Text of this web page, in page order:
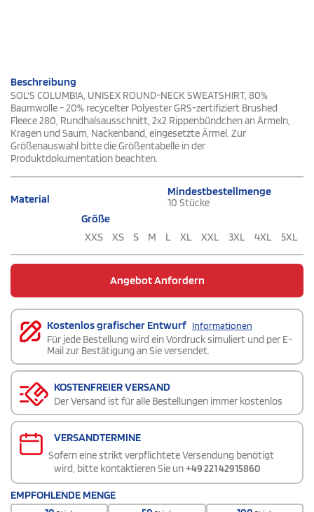
Beschreibung
SOL'S COLUMBIA, UNISEX ROUND-NECK SWEATSHIRT, 80%
Baumwolle - 20% recycelter Polyester GRS-zertifiziert Brushed
Fleece 280, Rundhalsausschnitt, 2x2 Rippenbündchen an Ärmeln,
Kragen und Saum, Nackenband, eingesetzte Ärmel. Zur
Größenauswahl bitte die Größentabelle in der
Produktdokumentation beachten.
Material
Mindestbestellmenge
10 Stücke
Größe
XXS
XS S M L XL XXL 3XL 4XL 5XL
Angebot Anfordern
Kostenlos grafischer Entwurf Informationen
Für jede Bestellung wird ein Vordruck simuliert und per E-
Mail zur Bestätigung an Sie versendet.
KOSTENFREIER VERSAND
Der Versand ist für alle Bestellungen immer kostenlos
VERSANDTERMINE
Sofern eine strikt verpflichtete Versendung benötigt
wird, bitte kontaktieren Sie un+49 221 42915860
EMPFOHLENDE MENGE